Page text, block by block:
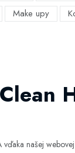
Make upy
vďaka našej